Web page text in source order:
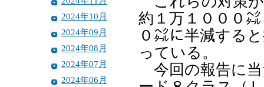
2024年10月
2024年09月
2024年08月
2024年07月
2024年06月
約１万１０００
０㌶に半減する
っている。
今回の報告に